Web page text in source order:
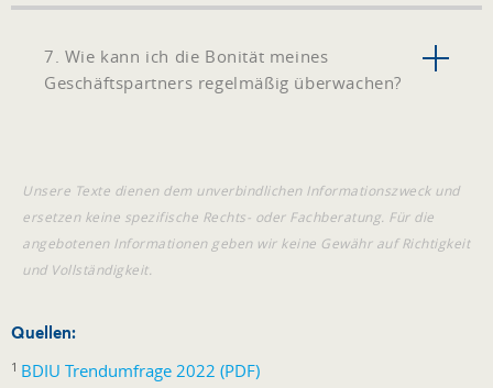
7. Wie kann ich die Bonität meines
Geschäftspartners regelmäßig überwachen?
Unsere Texte dienen dem unverbindlichen Informationszweck und
ersetzen keine spezifische Rechts- oder Fachberatung. Für die
angebotenen Informationen geben wir keine Gewähr auf Richtigkeit
und Vollständigkeit.
Quellen:
1 BDIU Trendumfrage 2022 (PDF)